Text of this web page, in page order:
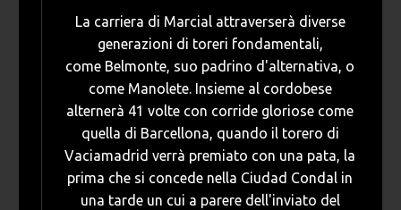
La carriera di Marcial attraverserà diverse
generazioni di toreri fondamentali,
come Belmonte, suo padrino d'alternativa, o
come Manolete. Insieme al cordobese
alternerà 41 volte con corride gloriose come
quella di Barcellona, quando il torero di
Vaciamadrid verrà premiato con una pata, la
prima che si concede nella Ciudad Condal in
una tarde un cui a parere dell'inviato del